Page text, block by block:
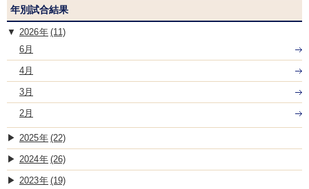
年別試合結果
2026
(11)
6月
4月
3月
2月
2025 (22)
2024 (26)
2023 (19)